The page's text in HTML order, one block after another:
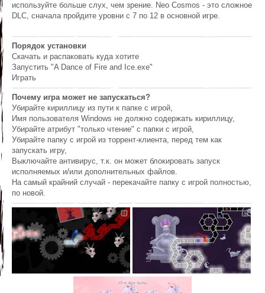
используйте больше слух, чем зрение. Neo Cosmos - это сложное
DLC, сначала пройдите уровни с 7 по 12 в основной игре.
Порядок установки
Скачать и распаковать куда хотите
Запустить "A Dance of Fire and Ice.exe"
Играть
Почему игра может не запускаться?
Убирайте кириллицу из пути к папке с игрой,
Имя пользователя Windows не должно содержать кириллицу,
Убирайте атрибут "только чтение" с папки с игрой,
Убирайте папку с игрой из торрент-клиента, перед тем как
запускать игру,
Выключайте антивирус, т.к. он может блокировать запуск
исполняемых и/или дополнительных файлов.
На самый крайний случай - перекачайте папку с игрой полностью,
по новой.